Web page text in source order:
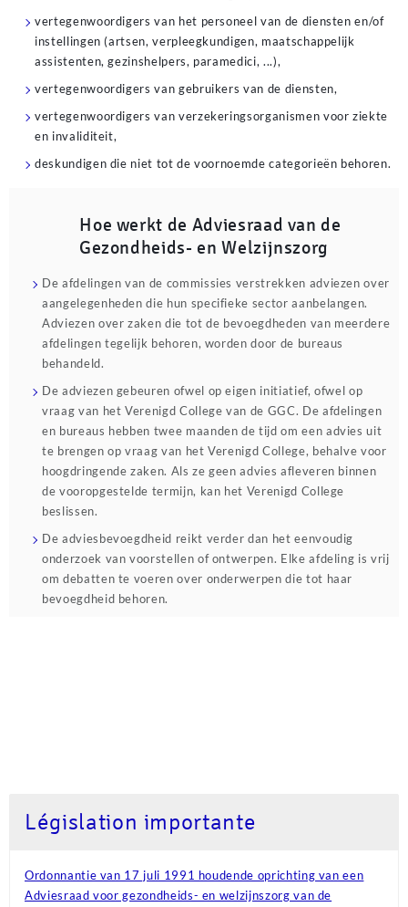
vertegenwoordigers van het personeel van de diensten en/of
instellingen (artsen, verpleegkundigen, maatschappelijk
assistenten, gezinshelpers, paramedici, ...),
vertegenwoordigers van gebruikers van de diensten,
vertegenwoordigers van verzekeringsorganismen voor ziekte
en invaliditeit,
deskundigen die niet tot de voornoemde categorieën behoren.
Hoe werkt de ​Adviesraad van de
Gezondheids- en Welzijnszorg
De afdelingen van de commissies verstrekken adviezen over
aangelegenheden die hun specifieke sector aanbelangen.
Adviezen over zaken die tot de bevoegdheden van meerdere
afdelingen tegelijk behoren, worden door de bureaus
behandeld.
De adviezen gebeuren ofwel op eigen initiatief, ofwel op
vraag van het Verenigd College van de GGC. De afdelingen
en bureaus hebben twee maanden de tijd om een advies uit
te brengen op vraag van het Verenigd College, behalve voor
hoogdringende zaken. Als ze geen advies afleveren binnen
de vooropgestelde termijn, kan het Verenigd College
beslissen.
De adviesbevoegdheid reikt verder dan het eenvoudig
onderzoek van voorstellen of ontwerpen. Elke afdeling is vrij
om debatten te voeren over onderwerpen die tot haar
bevoegdheid behoren.
Législation importante
Ordonnantie van 17 juli 1991 houdende oprichting van een
Adviesraad voor gezondheids- en welzijnszorg van de